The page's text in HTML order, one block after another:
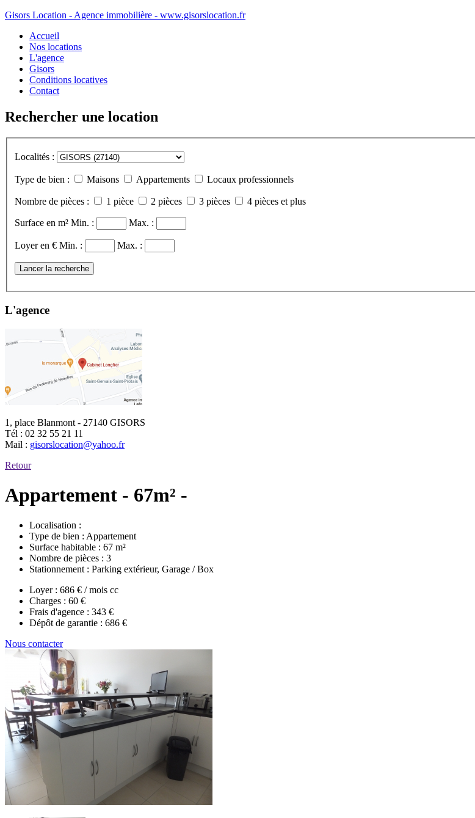
Gisors Location - Agence immobilière - www.gisorslocation.fr
Accueil
Nos locations
L'agence
Gisors
Conditions locatives
Contact
Rechercher une location
Localités :
Type de bien : Maisons Appartements Locaux professionnels
Nombre de pièces : 1 pièce 2 pièces 3 pièces 4 pièces et plus
Surface en m² Min. : Max. :
Loyer en € Min. : Max. :
Lancer la recherche
L'agence
1, place Blanmont - 27140 GISORS
Tél : 02 32 55 21 11
Mail : gisorslocation@yahoo.fr
Retour
Appartement - 67m² -
Localisation :
Type de bien : Appartement
Surface habitable : 67 m²
Nombre de pièces : 3
Stationnement : Parking extérieur, Garage / Box
Loyer : 686 € / mois cc
Charges : 60 €
Frais d'agence : 343 €
Dépôt de garantie : 686 €
Nous contacter